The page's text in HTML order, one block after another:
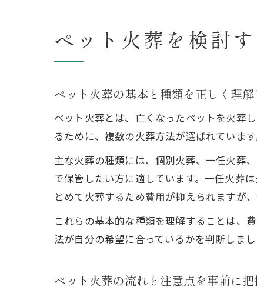
ペット火葬を検討
ペット火葬の基本と種類を正しく理解
ペット火葬とは、亡くなったペットを火葬
るために、複数の火葬方法が選ばれています
主な火葬の種類には、個別火葬、一任火葬
で保管したい方に適しています。一任火葬
とめて火葬するため費用が抑えられますが
これらの基本的な種類を理解することは、
法が自分の希望に合っているかを判断しまし
ペット火葬の流れと注意点を事前に把